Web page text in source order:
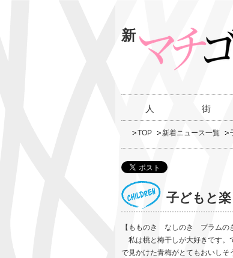
新
人 街
TOP 新着ニュース一覧
子どもと
【もものき なしのき プラムの
私は桃と梅干しが大好きです。
で見かけた青梅がとてもおいしそ